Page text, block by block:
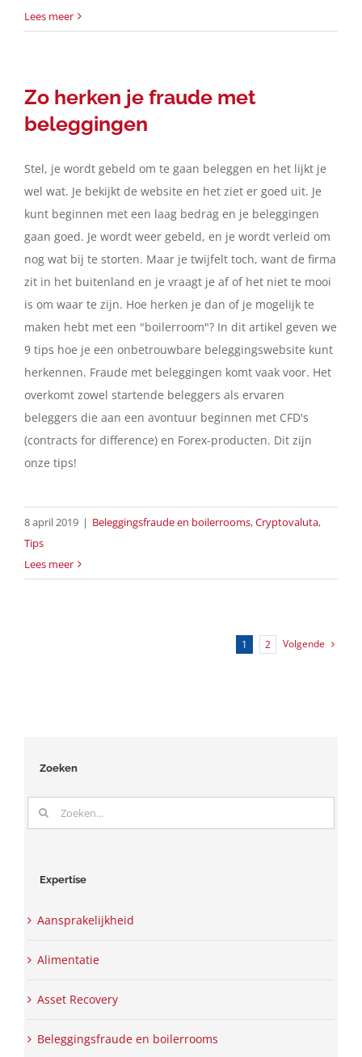
Lees meer
Zo herken je fraude met
beleggingen
Stel, je wordt gebeld om te gaan beleggen en het lijkt je
wel wat. Je bekijkt de website en het ziet er goed uit. Je
kunt beginnen met een laag bedrag en je beleggingen
gaan goed. Je wordt weer gebeld, en je wordt verleid om
nog wat bij te storten. Maar je twijfelt toch, want de firma
zit in het buitenland en je vraagt je af of het niet te mooi
is om waar te zijn. Hoe herken je dan of je mogelijk te
maken hebt met een "boilerroom"? In dit artikel geven we
9 tips hoe je een onbetrouwbare beleggingswebsite kunt
herkennen. Fraude met beleggingen komt vaak voor. Het
overkomt zowel startende beleggers als ervaren
beleggers die aan een avontuur beginnen met CFD's
(contracts for difference) en Forex-producten. Dit zijn
onze tips!
8 april 2019 | Beleggingsfraude en boilerrooms,Cryptovaluta,
Tips
Lees meer
1 2 Volgende
Zoeken
Zoeken
naar:
Expertise
Aansprakelijkheid
Alimentatie
Asset Recovery
Beleggingsfraude en boilerrooms